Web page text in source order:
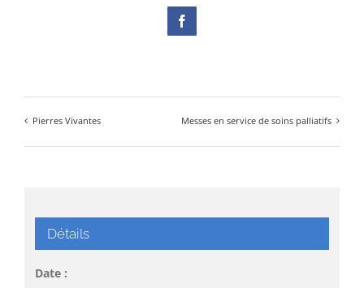
Facebook
Pierres Vivantes Messes en service de soins palliatifs
Détails
Date :